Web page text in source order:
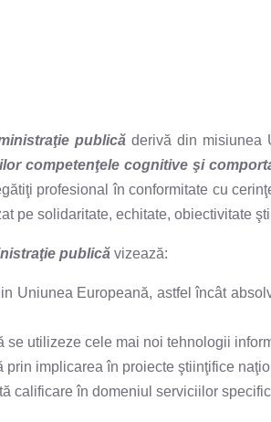
publică derivă din misiunea
competenţele cognitive şi
profesional în conformitate cu
pe solidaritate, echitate, obiectivitate
publică vizează:
Uniunea Europeană, astfel încât
utilizeze cele mai noi tehnologii
implicarea în proiecte ştiinţifice
calificare în domeniul serviciilor